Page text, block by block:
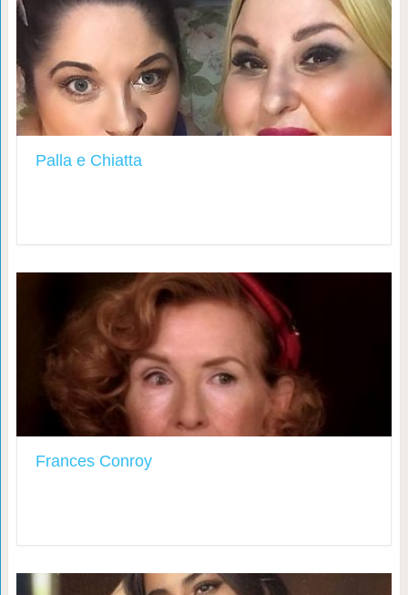
Palla e Chiatta
Frances Conroy